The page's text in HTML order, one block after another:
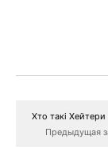
Хто такі Хейтери
Предыдущая